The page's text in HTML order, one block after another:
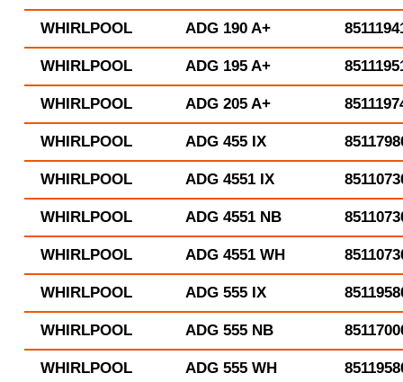
WHIRLPOOL ADG 190 A+
WHIRLPOOL ADG 195 A+
WHIRLPOOL ADG 205 A+
WHIRLPOOL ADG 455 IX
WHIRLPOOL ADG 4551 IX
WHIRLPOOL ADG 4551 NB
WHIRLPOOL ADG 4551 WH
WHIRLPOOL ADG 555 IX
WHIRLPOOL ADG 555 NB
WHIRLPOOL ADG 555 WH